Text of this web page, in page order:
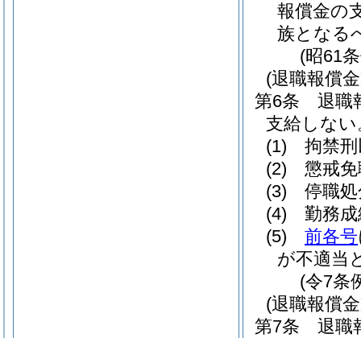
報償金の
族となる
(昭61
(退職報償
第6条
退職
支給しない
(1)
拘禁
(2)
懲戒
(3)
停職
(4)
勤務
(5)
前各号
が不適当
(令7条
(退職報償
第7条
退職